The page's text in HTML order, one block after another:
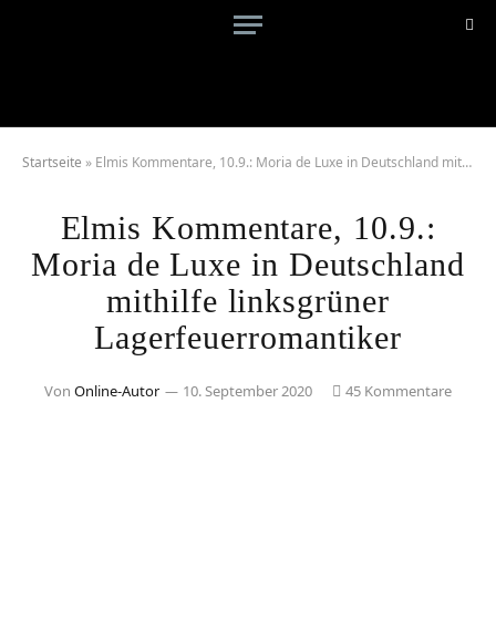
Startseite » Elmis Kommentare, 10.9.: Moria de Luxe in Deutschland mithilfe linksgrüner Lagerfeuerromantiker
Elmis Kommentare, 10.9.:
Moria de Luxe in Deutschland
mithilfe linksgrüner
Lagerfeuerromantiker
Von Online-Autor 10. September 2020 45 Kommentare